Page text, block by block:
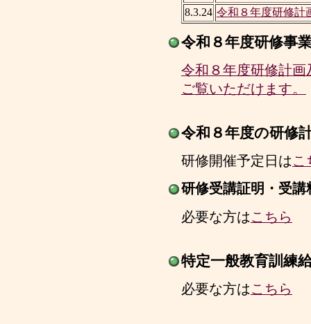
8.3.24 令和８年度研修計
令和８年度研修事
令和８年度研修計
ご覧いただけます。
令和８年度の研修
研修開催予定日はこ
研修受講証明・受
必要な方はこちら
特定一般教育訓練
必要な方はこちら